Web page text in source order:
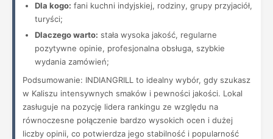
Dla kogo: fani kuchni indyjskiej, rodziny, grupy przyjaciół,
turyści;
Dlaczego warto: stała wysoka jakość, regularne
pozytywne opinie, profesjonalna obsługa, szybkie
wydania zamówień;
Podsumowanie: INDIANGRILL to idealny wybór, gdy szukasz
w Kaliszu intensywnych smaków i pewności jakości. Lokal
zasługuje na pozycję lidera rankingu ze względu na
równoczesne połączenie bardzo wysokich ocen i dużej
liczby opinii, co potwierdza jego stabilność i popularność